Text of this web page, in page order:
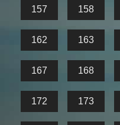
157 158
162 163
167 168
172 173